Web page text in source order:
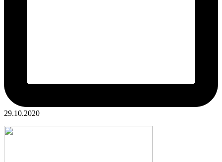
29.10.2020